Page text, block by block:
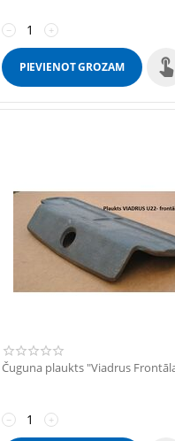
+
−
PIEVIENOT GROZAM
Čuguna plaukts "Viadrus
+
−